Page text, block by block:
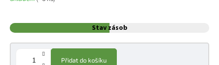
Stav zásob
Přidat do košíku